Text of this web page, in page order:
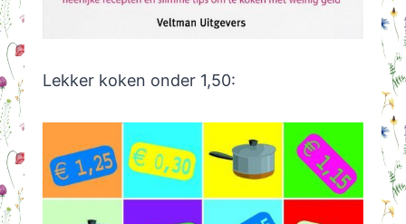
Lekker koken onder 1,50: